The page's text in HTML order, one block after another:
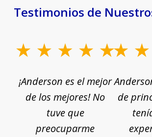
Testimonios de
¡Anderson es el mejor
de los mejores! No
tuve que
preocuparme
de